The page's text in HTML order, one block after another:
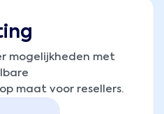
mogelijkheden met
maat voor resellers.